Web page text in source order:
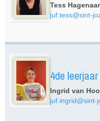
Tess
juf.tess@sint-
4de
Ingrid van
juf.ingrid@sint-